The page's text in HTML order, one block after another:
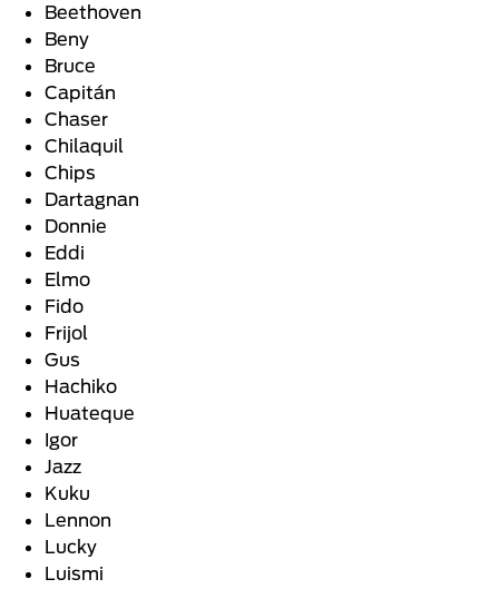
Beethoven
Beny
Bruce
Capitán
Chaser
Chilaquil
Chips
Dartagnan
Donnie
Eddi
Elmo
Fido
Frijol
Gus
Hachiko
Huateque
Igor
Jazz
Kuku
Lennon
Lucky
Luismi